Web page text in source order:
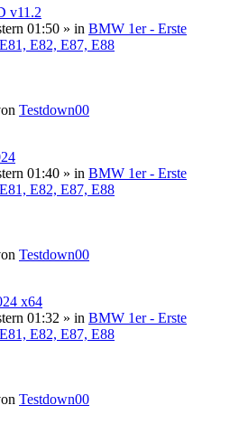
v11.2
01:50 » in BMW 1er - Erste
E82, E87, E88
Testdown00
01:40 » in BMW 1er - Erste
E82, E87, E88
Testdown00
x64
01:32 » in BMW 1er - Erste
E82, E87, E88
Testdown00